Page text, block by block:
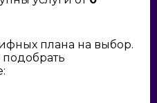
плана на выбор.